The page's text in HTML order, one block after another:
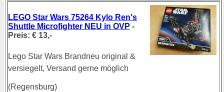
LEGO Star Wars 75264 Kylo Ren's
Shuttle Microfighter NEU in OVP -
Preis: € 13,-
Lego Star Wars Brandneu original &
versiegelt, Versand gerne möglich
(Regensburg)